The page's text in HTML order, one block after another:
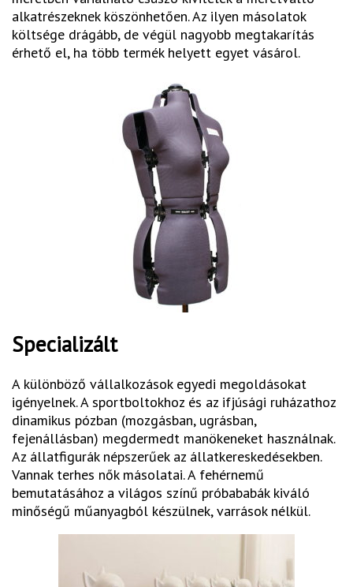
alkatrészeknek köszönhetően. Az ilyen másolatok
költsége drágább, de végül nagyobb megtakarítás
érhető el, ha több termék helyett egyet vásárol.
Specializált
A különböző vállalkozások egyedi megoldásokat
igényelnek. A sportboltokhoz és az ifjúsági ruházathoz
dinamikus pózban (mozgásban, ugrásban,
fejenállásban) megdermedt manökeneket használnak.
Az állatfigurák népszerűek az állatkereskedésekben.
Vannak terhes nők másolatai. A fehérnemű
bemutatásához a világos színű próbababák kiváló
minőségű műanyagból készülnek, varrások nélkül.